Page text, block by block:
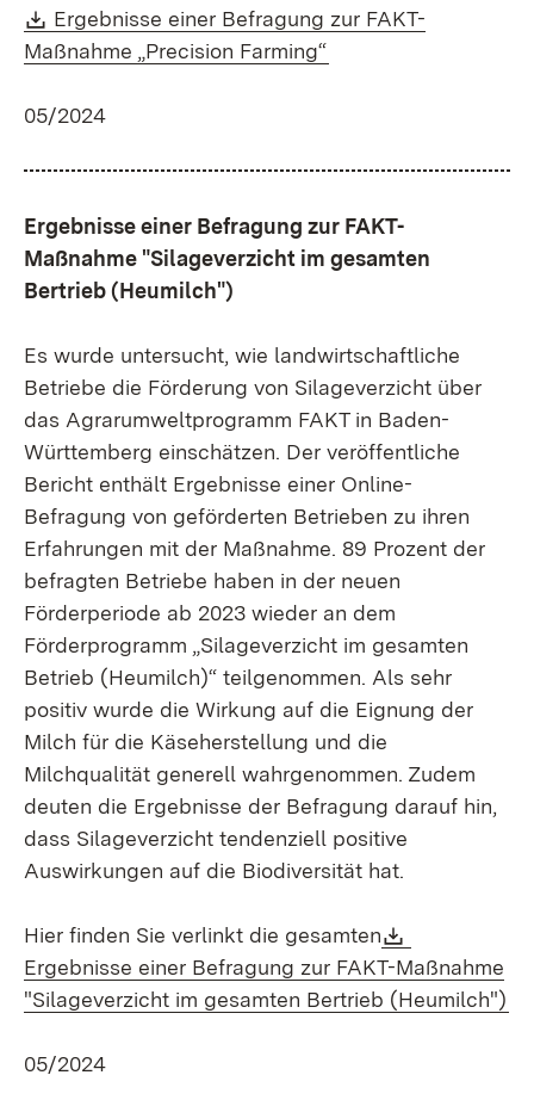
Download:
Ergebnisse einer Befragung zur FAKT-
Maßnahme „Precision Farming“
05/2024
Ergebnisse einer Befragung zur FAKT-
Maßnahme "Silageverzicht im gesamten
Bertrieb (Heumilch")
Es wurde untersucht, wie landwirtschaftliche
Betriebe die Förderung von Silageverzicht über
das Agrarumweltprogramm FAKT in Baden-
Württemberg einschätzen. Der veröffentliche
Bericht enthält Ergebnisse einer Online-
Befragung von geförderten Betrieben zu ihren
Erfahrungen mit der Maßnahme. 89 Prozent der
befragten Betriebe haben in der neuen
Förderperiode ab 2023 wieder an dem
Förderprogramm „Silageverzicht im gesamten
Betrieb (Heumilch)“ teilgenommen. Als sehr
positiv wurde die Wirkung auf die Eignung der
Milch für die Käseherstellung und die
Milchqualität generell wahrgenommen. Zudem
deuten die Ergebnisse der Befragung darauf hin,
dass Silageverzicht tendenziell positive
Auswirkungen auf die Biodiversität hat.
Hier finden Sie verlinkt die gesamten
Ergebnisse einer Befragung zur FAKT-Maßnahme
"Silageverzicht im gesamten Bertrieb (Heumilch")
05/2024